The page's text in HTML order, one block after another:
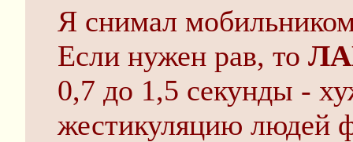
Я снимал
Если нужен рав, то
0,7 до 1,5 секунды -
жестикуляцию людей